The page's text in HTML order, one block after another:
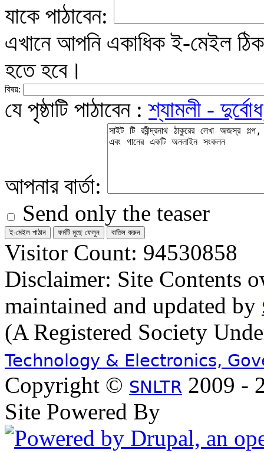
যাকে পাঠাবেন:
এখানে আপনি একাধিক ই-মেইল
হতে হবে।
বিষয়:
যে পৃষ্ঠাটি পাঠাবেন :শ্যামলী -
আপনার বার্তা:
Send only the teaser
Visitor Count: 94530858
Disclaimer: Site Contents
maintained and updated by
(A Registered Society
Technology & Electronics,
Copyright © SNLTR 2009 -
Site Powered By